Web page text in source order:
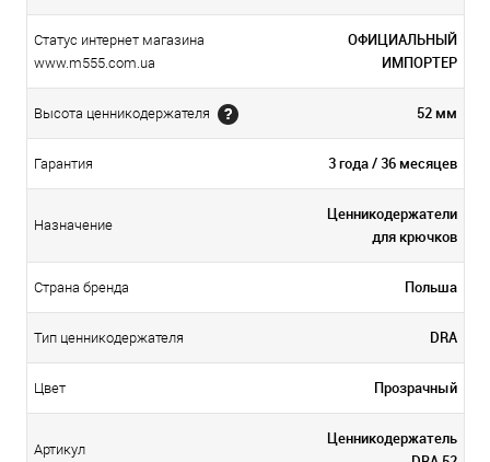
Статус интернет магазина
www.m555.com.ua
ОФИЦИАЛЬНЫЙ
ИМПОРТЕР
Высота ценникодержателя 52 мм
Гарантия 3 года / 36 месяцев
Назначение
Ценникодержатели
для крючков
Страна бренда Польша
Тип ценникодержателя DRA
Цвет Прозрачный
Артикул
Ценникодержатель